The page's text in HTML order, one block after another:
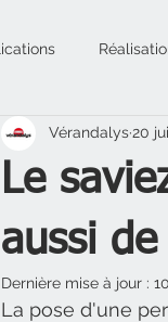
Le
aussi
Vérandalys20
Dernière mise à jour :
La pose d'une